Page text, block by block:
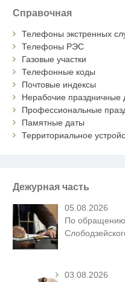
Справочная
Телефоны экстренных
Телефоны РЭС
Газовые участки
Телефонные коды
Почтовые индексы
Нерабочие праздничные
Профессиональные
Памятные даты
Территориальное
Дежурная часть
05.08.2026
По обращению
03.08.2026